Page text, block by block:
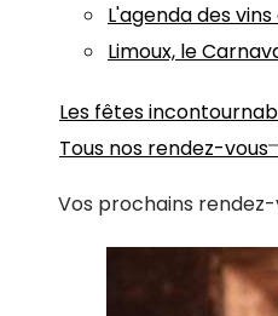
L'agenda des
Limoux, le
Les fêtes
Tous nos rendez-vous
Vos prochains